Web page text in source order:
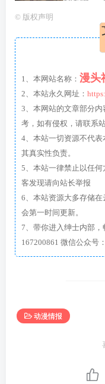
© 版权声明
1、本网站名称： 漫头
2、本站永久网址：
3、本网站的文章部分
考，如有侵权，请联系
4、本站一切资源不代
其真实性负责。
5、本站一律禁止以任
客发现请向站长举报
6、本站资源大多存储
会第一时间更新。
7、带你进入绅士内部，
167200861 微信
动漫情报